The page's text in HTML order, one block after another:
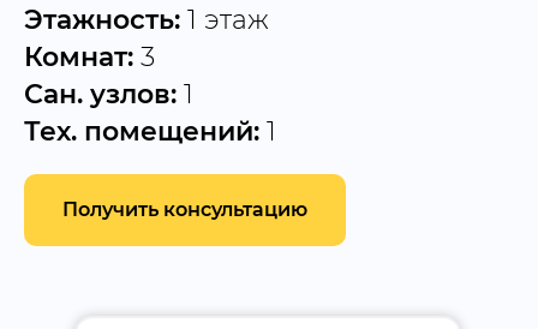
Этажность: 1 этаж
Комнат: 3
Сан. узлов: 1
Тех. помещений: 1
Получить консультацию